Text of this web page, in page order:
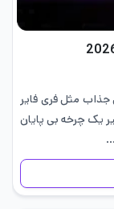
مثل فری فایر
یک چرخه بی پایان